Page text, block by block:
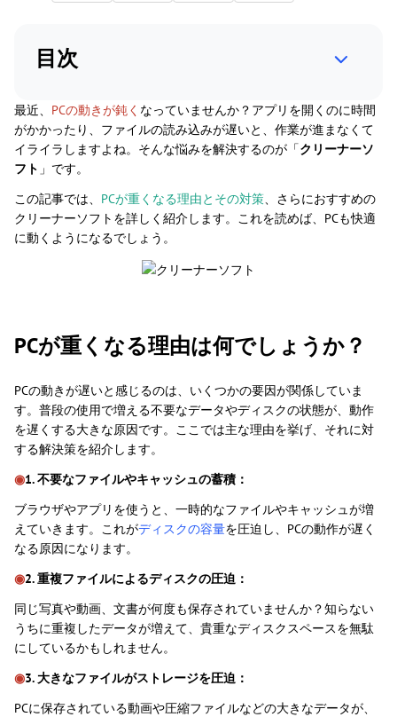
目次
最近、 PCの動きが鈍く なっていませんか？アプリを開くのに時間
がかかったり、ファイルの読み込みが遅いと、作業が進まなくて
イライラしますよね。そんな悩みを解決するのが「クリーナーソ
フト 」です。
この記事では、 PCが重くなる理由とその対策、さらにおすすめの
クリーナーソフトを詳しく紹介します。これを読めば、PCも快適
に動くようになるでしょう。
PCが重くなる理由は何でしょうか？
PCの動きが遅いと感じるのは、いくつかの要因が関係していま
す。普段の使用で増える不要なデータやディスクの状態が、動作
を遅くする大きな原因です。ここでは主な理由を挙げ、それに対
する解決策を紹介します。
◉1. 不要なファイルやキャッシュの蓄積：
ブラウザやアプリを使うと、一時的なファイルやキャッシュが増
えていきます。これがディスクの容量を圧迫し、PCの動作が遅く
なる原因になります。
◉2. 重複ファイルによるディスクの圧迫：
同じ写真や動画、文書が何度も保存されていませんか？知らない
うちに重複したデータが増えて、貴重なディスクスペースを無駄
にしているかもしれません。
◉3. 大きなファイルがストレージを圧迫：
PCに保存されている動画や圧縮ファイルなどの大きなデータが、